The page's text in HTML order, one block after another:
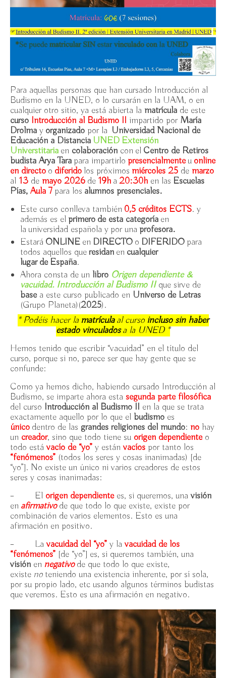
11h-14h
Exposición “A las puertas del budismo del Himalaya”
/ Espacio Ronda, 23/10-5/11/25 ambos incl.
Iconografía en el Arte Budista (2ª edición) UNED /
8/10/25-19/11/25
Introducción al Budismo (3ª edición) UNED /
2/10-20/11/25
Introducción al Budismo II: vacuidad / UNED,
miércoles 26/3-14/5/25
Entrevista a Ramiro Calle (1943-): “El Budismo
Theravada y Ramiro Calle” /18 de marzo 2025
Chikung por Fernando Quinzaños / todos los
martes de 12:30h-13:30h, Cr7 Fitness
IV Jornadas de Budismo en Madrid: Tara, lo budista
femenino / Espacio Ronda, sábado 23 noviembre 11h –
14h
Iconografía en el Arte Budista, UNED / miércoles
9/10-13/11/2024
Introducción al Budismo en la UNED / jueves
3/10-14/11/24
Presentación del libro “Introducción al Budismo –
en 7 temas” / jueves 30 mayo 19:15h, Espacio Ronda
III Jornadas de Budismo en Madrid: Homenaje al
maestro Zen Thich Nhat Hanh / Espacio Ronda,
sábado 2 diciembre 2023
Introducción al Budismo en UNED / jueves
26.10-21.12.23
Iconografía en el Arte Budista / Jardín de la
Compasión, martes 3-31 octubre 2023
Armonización con Cuencos Tibetanos en Jardín de
la Compasión / domingo 1 octubre 2023
Exposición “Impresiones: foto-haiku” de José María
Meditaciones en los Tantras Inferiores. Una
escalera para ascender al reino búdico de Tushita / 2ª
edición
Biografía breve de Ani Chöying Drolma
Concierto benéfico y Entrevistas a Ani Chöying
Drolma en Madrid, 2-4 diciembre 2022
“Mantras del Corazón” de Ani Chöying Drolma,
un Concierto Benéfico / 3 diciembre 2022
Ani Chöying Drolma en Casa Asia y II Jornadas
de Budismo (Espacio Ronda) en Madrid / 2 y 4
diciembre 2022
Desafíos y Oportunidades del Budismo en España
Para aquellas personas que han cursado Introducción al
Budismo en la UNED, o lo cursarán en la UAM, o en
cualquier otro sitio, ya está abierta la matrícula de este
curso Introducción al Budismo II impartido por María
Drolma y organizado por la Universidad Nacional de
Educación a Distancia UNED Extensión
Universtitaria en colaboración con el Centro de Retiros
budista Arya Tara para impartirlo presencialmenteu online
en directo o diferido los próximos miércoles 25 de marzo
al 13 de mayo 2026 de 19h a 20:30h en las Escuelas
Pías, Aula 7 para los alumnos presenciales.
Este curso conlleva también 0,5 créditos ECTS. y
además es el primero de esta categoría en
la universidad española y por una profesora.
Estará ONLINE en DIRECTO o DIFERIDO para
todos aquellos queresidan en cualquier
lugar de España.
Ahora consta de un libro Origen dependiente &
vacuidad. Introducción al Budismo IIque sirve de
base a este curso publicado en Universo de Letras
(Grupo Planeta)(2025).
* Podéis hacer lamatrículaal curso incluso sin haber
estado vinculadosa la UNED *
Hemos tenido que escribir “vacuidad” en el título del
curso, porque si no, parece ser que hay gente que se
confunde:
Como ya hemos dicho, habiendo cursado Introducción al
Budismo, se imparte ahora esta segunda parte filosófica
del curso Introducción al Budismo II en la que se trata
exactamente aquello por lo que el budismo es
único dentro de las grandes religiones del mundo: no hay
un creador, sino que todo tiene su origen dependienteo
todo estávacío de “yo” y estánvacíos por tanto los
“fenómenos” (todos los seres y cosas inanimadas) [de
“yo”]. No existe un único ni varios creadores de estos
seres y cosas inanimadas:
– El origen dependientees, si queremos, unavisión
en afirmativode que todo lo que existe, existe por
combinación de varios elementos. Esto es una
afirmación en positivo.
– Lavacuidad del “yo” y lavacuidad de los
“fenómenos” [de “yo”] es, si queremos también, una
visión en negativo de que todo lo que existe,
existe no teniendo una existencia inherente, por sí sola,
por su propio lado, etc usando algunos términos budistas
que veremos. Esto es una afirmación en negativo.